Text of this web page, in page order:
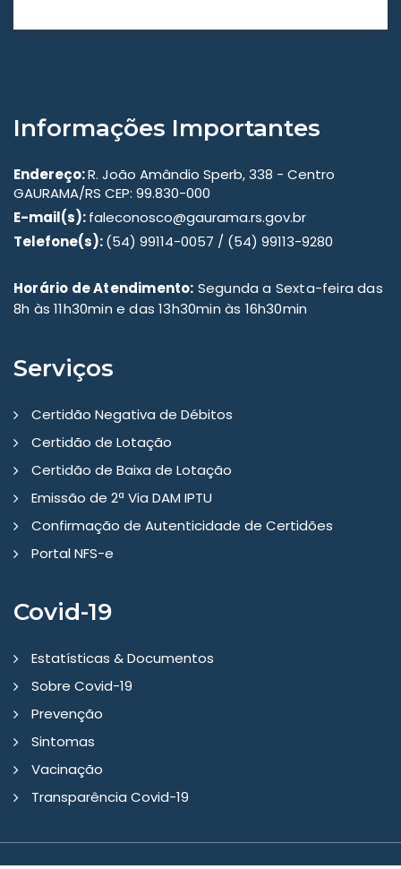
Informações Importantes
Endereço:R. João Amândio Sperb, 338 - Centro
GAURAMA/RS CEP: 99.830-000
E-mail(s):faleconosco@gaurama.rs.gov.br
Telefone(s):(54) 99114-0057 / (54) 99113-9280
Horário de Atendimento: Segunda a Sexta-feira das
8h às 11h30min e das 13h30min às 16h30min
Serviços
Certidão Negativa de Débitos
Certidão de Lotação
Certidão de Baixa de Lotação
Emissão de 2ª Via DAM IPTU
Confirmação de Autenticidade de Certidões
Portal NFS-e
Covid-19
Estatísticas & Documentos
Sobre Covid-19
Prevenção
Sintomas
Vacinação
Transparência Covid-19